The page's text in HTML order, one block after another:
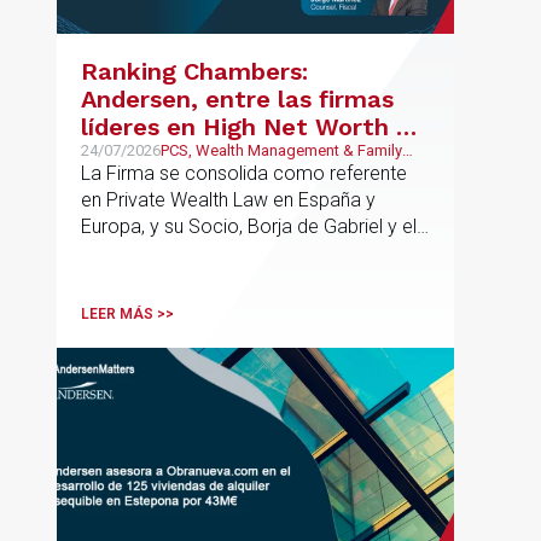
contractual de los activos, anticipar
todas las fases de la operación.
Ranking Chambers:
Andersen, entre las firmas
líderes en High Net Worth en
España y Europa
24/07/2026PCS, Wealth Management & Family
Business
La Firma se consolida como referente
en Private Wealth Law en España y
Europa, y su Socio, Borja de Gabriel y el
profesionales clave del sector.
LEER MÁS >>